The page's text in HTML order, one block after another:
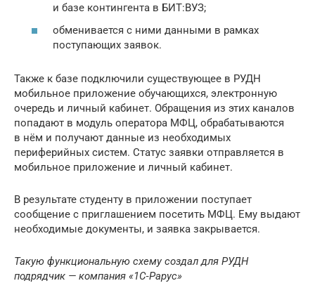
и базе контингента в БИТ:ВУЗ;
обменивается с ними данными в рамках
поступающих заявок.
Также к базе подключили существующее в РУДН
мобильное приложение обучающихся, электронную
очередь и личный кабинет. Обращения из этих каналов
попадают в модуль оператора МФЦ, обрабатываются
в нём и получают данные из необходимых
периферийных систем. Статус заявки отправляется в
мобильное приложение и личный кабинет.
В результате студенту в приложении поступает
сообщение с приглашением посетить МФЦ. Ему выдают
необходимые документы, и заявка закрывается.
Такую функциональную схему создал для РУДН
подрядчик — компания «1С‑Рарус»